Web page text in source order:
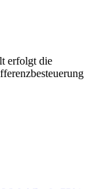
erfolgt die